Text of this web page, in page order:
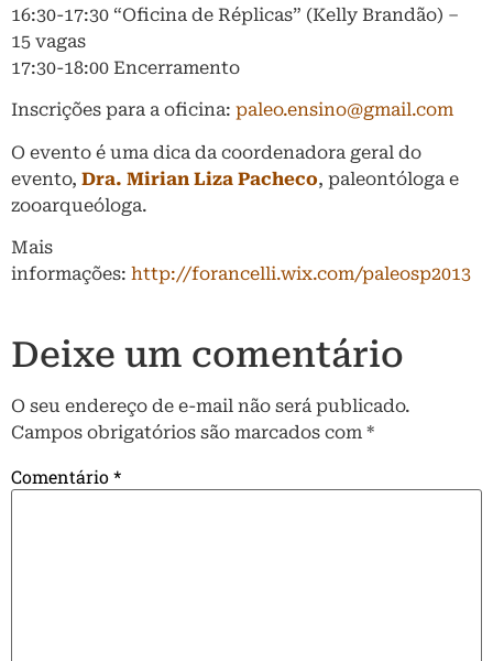
16:30-17:30 “Oficina de Réplicas” (Kelly Brandão) –
15 vagas
17:30-18:00 Encerramento
Inscrições para a oficina: paleo.ensino@gmail.com
O evento é uma dica da coordenadora geral do
evento, Dra. Mirian Liza Pacheco, paleontóloga e
zooarqueóloga.
Mais
informações: http://forancelli.wix.com/paleosp2013
Deixe um comentário
O seu endereço de e-mail não será publicado.
Campos obrigatórios são marcados com *
Comentário*